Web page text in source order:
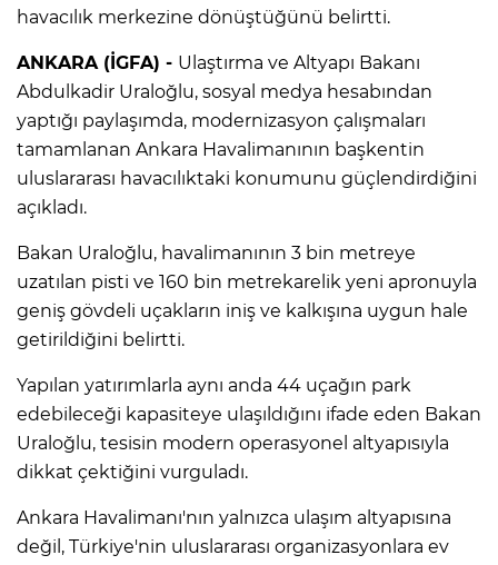
havacılık merkezine dönüştüğünü belirtti.
ANKARA (İGFA) - Ulaştırma ve Altyapı Bakanı
Abdulkadir Uraloğlu, sosyal medya hesabından
yaptığı paylaşımda, modernizasyon çalışmaları
tamamlanan Ankara Havalimanının başkentin
uluslararası havacılıktaki konumunu güçlendirdiğini
açıkladı.
Bakan Uraloğlu, havalimanının 3 bin metreye
uzatılan pisti ve 160 bin metrekarelik yeni apronuyla
geniş gövdeli uçakların iniş ve kalkışına uygun hale
getirildiğini belirtti.
Yapılan yatırımlarla aynı anda 44 uçağın park
edebileceği kapasiteye ulaşıldığını ifade eden Bakan
Uraloğlu, tesisin modern operasyonel altyapısıyla
dikkat çektiğini vurguladı.
Ankara Havalimanı'nın yalnızca ulaşım altyapısına
değil, Türkiye'nin uluslararası organizasyonlara ev